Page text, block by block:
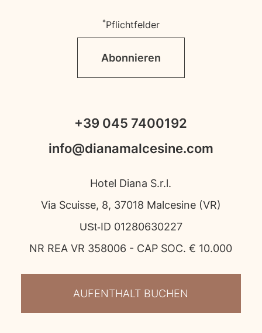
+39 045 7400192
info@dianamalcesine.com
Hotel Diana S.r.l.
Via Scuisse, 8, 37018 Malcesine (VR)
USt‑ID 01280630227
NR REA VR 358006 - CAP SOC. € 10.000
AUFENTHALT BUCHEN
*Pflichtfelder
Abonnieren